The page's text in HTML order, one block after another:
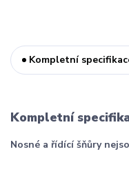
Kompletní
Kompletní
Nosné a řídící šňůry